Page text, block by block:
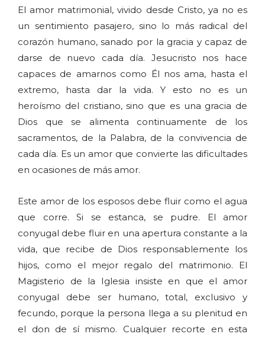
El amor matrimonial, vivido desde Cristo, ya no es
un sentimiento pasajero, sino lo más radical del
corazón humano, sanado por la gracia y capaz de
darse de nuevo cada día. Jesucristo nos hace
capaces de amarnos como Él nos ama, hasta el
extremo, hasta dar la vida. Y esto no es un
heroísmo del cristiano, sino que es una gracia de
Dios que se alimenta continuamente de los
sacramentos, de la Palabra, de la convivencia de
cada día. Es un amor que convierte las dificultades
en ocasiones de más amor.
Este amor de los esposos debe fluir como el agua
que corre. Si se estanca, se pudre. El amor
conyugal debe fluir en una apertura constante a la
vida, que recibe de Dios responsablemente los
hijos, como el mejor regalo del matrimonio. El
Magisterio de la Iglesia insiste en que el amor
conyugal debe ser humano, total, exclusivo y
fecundo, porque la persona llega a su plenitud en
el don de sí mismo. Cualquier recorte en esta